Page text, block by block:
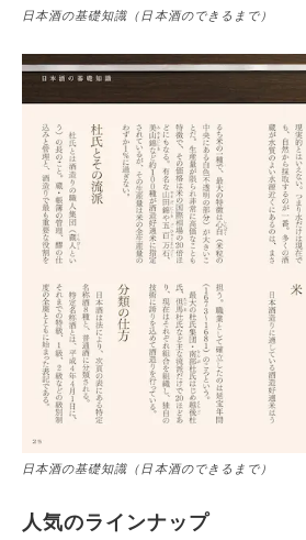
日本酒の基礎知識（日本酒のできるまで）
日本酒の基礎知識（日本酒のできるまで）
人気のラインナップ